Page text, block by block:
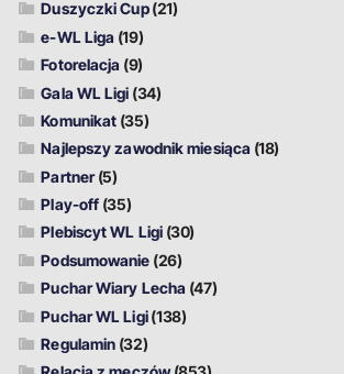
Duszyczki Cup(21)
e-WL Liga (19)
Fotorelacja (9)
Gala WL Ligi (34)
Komunikat (35)
Najlepszy zawodnik miesiąca (18)
Partner(5)
Play-off (35)
Plebiscyt WL Ligi (30)
Podsumowanie (26)
Puchar Wiary Lecha (47)
Puchar WL Ligi(138)
Regulamin (32)